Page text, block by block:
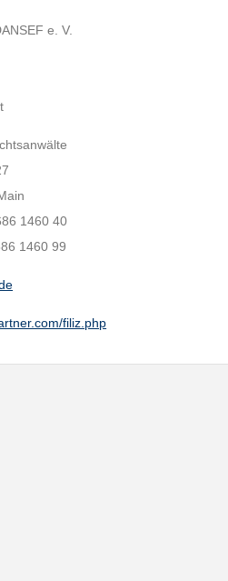
e. V.
1460 40
1460 99
filiz.php